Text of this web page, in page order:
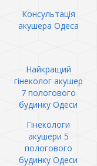
Консультація
акушера Одеса
Найкращий
гінеколог акушер
7 пологового
будинку Одеси
Гінекологи
акушери 5
пологового
будинку Одеси